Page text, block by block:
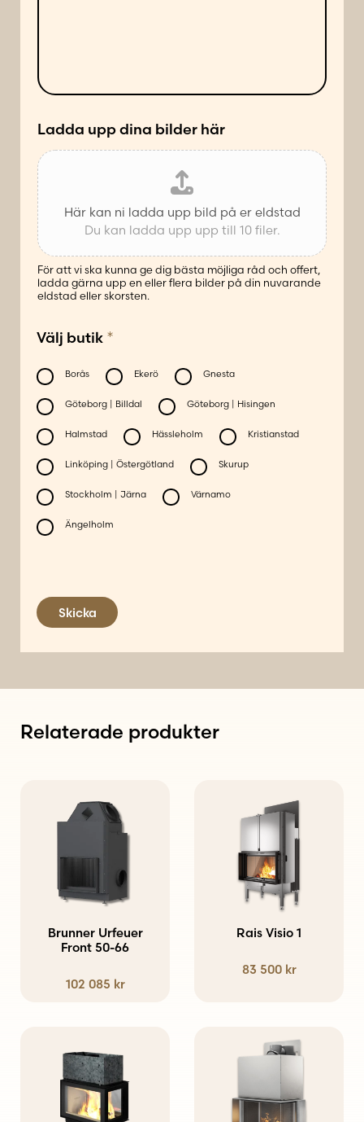
t
*
d
e
Ladda upp dina bilder här
Här kan ni ladda upp bild på er eldstad
Du kan ladda upp upp till 10 filer.
För att vi ska kunna ge dig bästa möjliga råd och offert,
ladda gärna upp en eller flera bilder på din nuvarande
eldstad eller skorsten.
Välj butik *
Borås Ekerö Gnesta
Göteborg | Billdal Göteborg | Hisingen
Halmstad Hässleholm Kristianstad
Linköping | Östergötland Skurup
Stockholm | Järna Värnamo
Ängelholm
Skicka
Relaterade produkter
Brunner Urfeuer
Front 50-66
102 085 kr
Rais Visio 1
83 500 kr
Den
produkten
produkten